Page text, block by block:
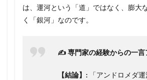
は、運河という「道」ではなく、膨大
く「銀河」なのです。
✍️ 専門家の経験からの一言
【結論】: 「アンドロメダ